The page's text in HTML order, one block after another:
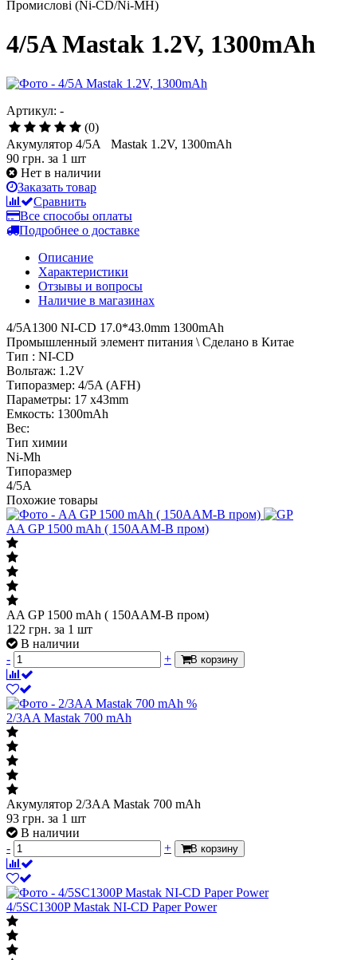
Промислові (Ni-CD/Ni-MH)
4/5A Mastak 1.2V, 1300mAh
Артикул: -
(0)
Акумулятор 4/5A Mastak 1.2V, 1300mAh
90 грн. за 1 шт
Нет в наличии
Заказать товар
Сравнить
Все способы оплаты
Подробнее о доставке
Описание
Характеристики
Отзывы и вопросы
Наличие в магазинах
4/5A1300 NI-CD 17.0*43.0mm 1300mAh
Промышленный элемент питания \ Сделано в Китае
Тип : NI-CD
Вольтаж: 1.2V
Типоразмер: 4/5A (AFH)
Параметры: 17 x43mm
Емкость: 1300mAh
Вес:
Тип химии
Ni-Mh
Типоразмер
4/5A
Похожие товары
AA GP 1500 mAh ( 150AAM-B пром)
AA GP 1500 mAh ( 150AAM-B пром)
122 грн. за 1 шт
В наличии
-
+ В корзину
%
2/3AA Mastak 700 mAh
Акумулятор 2/3AA Mastak 700 mAh
93 грн. за 1 шт
В наличии
-
+ В корзину
4/5SC1300P Mastak NI-CD Paper Power